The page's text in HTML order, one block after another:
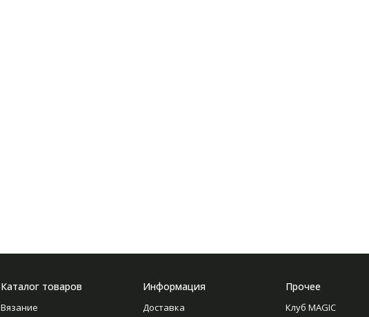
Каталог товаров
Вязание
Информация
Доставка
Прочее
Клуб MAGIC